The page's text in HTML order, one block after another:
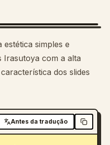
simples e
Irasutoya com a alta
dos slides
Antes da tradução